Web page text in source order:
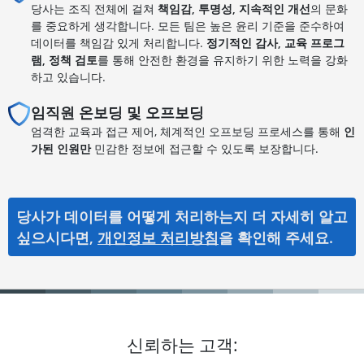
당사는 조직 전체에 걸쳐 책임감, 투명성, 지속적인 개선의 문화
를 중요하게 생각합니다. 모든 팀은 높은 윤리 기준을 준수하여
데이터를 책임감 있게 처리합니다. 정기적인 감사, 교육 프로그
램, 정책 검토를 통해 안전한 환경을 유지하기 위한 노력을 강화
하고 있습니다.
임직원 온보딩 및 오프보딩
엄격한 교육과 접근 제어, 체계적인 오프보딩 프로세스를 통해 인
가된 인원만민감한 정보에 접근할 수 있도록 보장합니다.
당사가 데이터를 어떻게 처리하는지 더 자세히 알고
싶으시다면, 개인정보 처리방침을 확인해 주세요.
신뢰하는 고객: